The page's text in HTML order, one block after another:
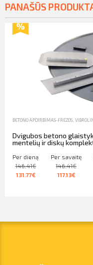
PANAŠŪS
BETONO APDIRBIMAS-FREZOS,
Dvigubos betono
mentelių ir diskų
Per dieną
146.41€
131.77€
Per savaitę
146.41€
117.13€